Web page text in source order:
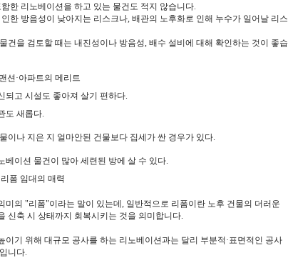
함한 리노베이션을 하고 있는 물건도 적지 않습니다.
한 방음성이 낮아지는 리스크나, 배관의 노후화로 인해 누수가 일어날 리스
물건을 검토할 때는 내진성이나 방음성, 배수 설비에 대해 확인하는 것이
좋습
맨션 ·아파트의 메리트
되고 시설도 좋아져 살기 편하다.
도 새롭다.
이나 지은 지 얼마안된 건물보다 집세가 싼 경우가 있다.
베이션 물건이 많아 세련된 방에 살 수 있다.
리폼 임대의 매력
미의 "리폼"이라는 말이 있는데 , 일반적으로 리폼이란 노후 건물의 더러운
신축 시 상태까지 회복시키는 것을 의미합니다.
이기 위해 대규모 공사를 하는 리노베이션과는 달리 부분적 ·표면적인 공사
니다.